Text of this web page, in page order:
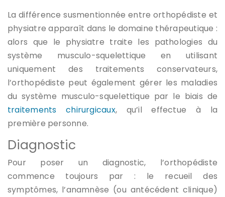
La différence susmentionnée entre orthopédiste et
physiatre apparaît dans le domaine thérapeutique :
alors que le physiatre traite les pathologies du
système musculo-squelettique en utilisant
uniquement des traitements conservateurs,
l’orthopédiste peut également gérer les maladies
du système musculo-squelettique par le biais de
traitements chirurgicaux, qu’il effectue à la
première personne.
Diagnostic
Pour poser un diagnostic, l’orthopédiste
commence toujours par : le recueil des
symptômes, l’anamnèse (ou antécédent clinique)